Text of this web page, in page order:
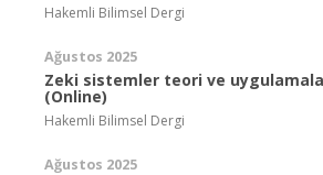
Hakemli Bilimsel Dergi
Ağustos 2025
Zeki sistemler teori ve
(Online)
Hakemli Bilimsel Dergi
Ağustos 2025